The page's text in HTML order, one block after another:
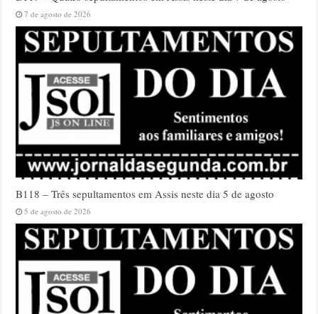
7 de agosto de 2026
B118 – Três sepultamentos em Assis neste dia 5 de agosto
5 de agosto de 2026